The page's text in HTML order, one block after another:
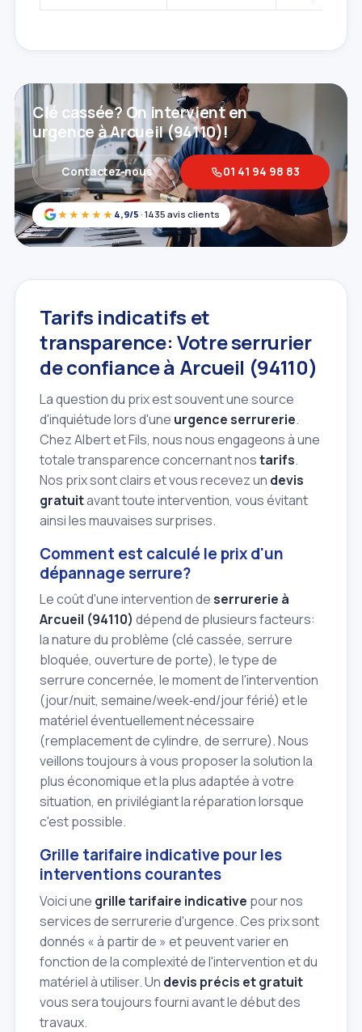
★★★★★ 4,9/5 · 1435 avis clients
Clé cassée? On intervient en
urgence à Arcueil (94110)!
Contactez‑nous 01 41 94 98 83
Tarifs indicatifs et
transparence: Votre serrurier
de confiance à Arcueil (94110)
La question du prix est souvent une source
d'inquiétude lors d'une urgence serrurerie.
Chez Albert et Fils, nous nous engageons à une
totale transparence concernant nostarifs.
Nos prix sont clairs et vous recevez un devis
gratuitavant toute intervention, vous évitant
ainsi les mauvaises surprises.
Comment est calculé le prix d'un
dépannage serrure?
Le coût d'une intervention deserrurerie à
Arcueil (94110) dépend de plusieurs facteurs:
la nature du problème (clé cassée, serrure
bloquée, ouverture de porte), le type de
serrure concernée, le moment de l'intervention
(jour/nuit, semaine/week‑end/jour férié) et le
matériel éventuellement nécessaire
(remplacement de cylindre, de serrure). Nous
veillons toujours à vous proposer la solution la
plus économique et la plus adaptée à votre
situation, en privilégiant la réparation lorsque
c'est possible.
Grille tarifaire indicative pour les
interventions courantes
Voici une grille tarifaire indicative pour nos
services de serrurerie d'urgence. Ces prix sont
donnés « à partir de » et peuvent varier en
fonction de la complexité de l'intervention et du
matériel à utiliser. Un devis précis et gratuit
vous sera toujours fourni avant le début des
travaux.